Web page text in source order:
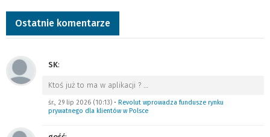
Ostatnie komentarze
SK:
Ktoś już to ma w aplikacji ? …
śr., 29 lip 2026 (10:13) • Revolut wprowadza fundusze rynku
prywatnego dla klientów w Polsce